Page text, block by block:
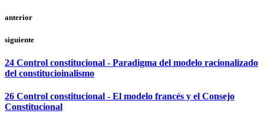
anterior
siguiente
24 Control constitucional - Paradigma del modelo racionalizado
del constitucioinalismo
26 Control constitucional - El modelo francés y el Consejo
Constitucional